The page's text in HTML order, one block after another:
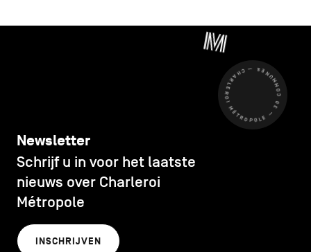
CHARLEROI MÉTROPOLE — 30 COMMUNES —
Newsletter
Schrijf u in voor het laatste
nieuws over Charleroi
Métropole
INSCHRIJVEN